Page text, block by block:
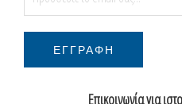
Επικοινωνία για